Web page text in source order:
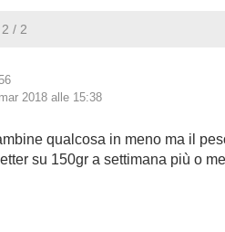
/ 2
2018 alle 15:38
qualcosa in meno ma il
su 150gr a settimana più o